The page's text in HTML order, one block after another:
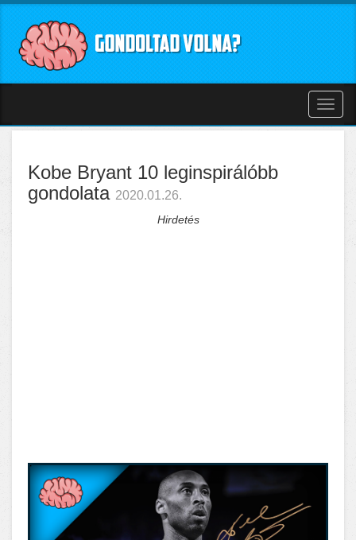
Kobe Bryant 10 leginspirálóbb
gondolata 2020.01.26.
Hirdetés